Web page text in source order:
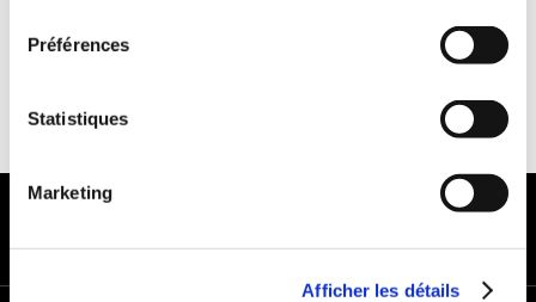
Préférences
Statistiques
Marketing
Afficher les détails